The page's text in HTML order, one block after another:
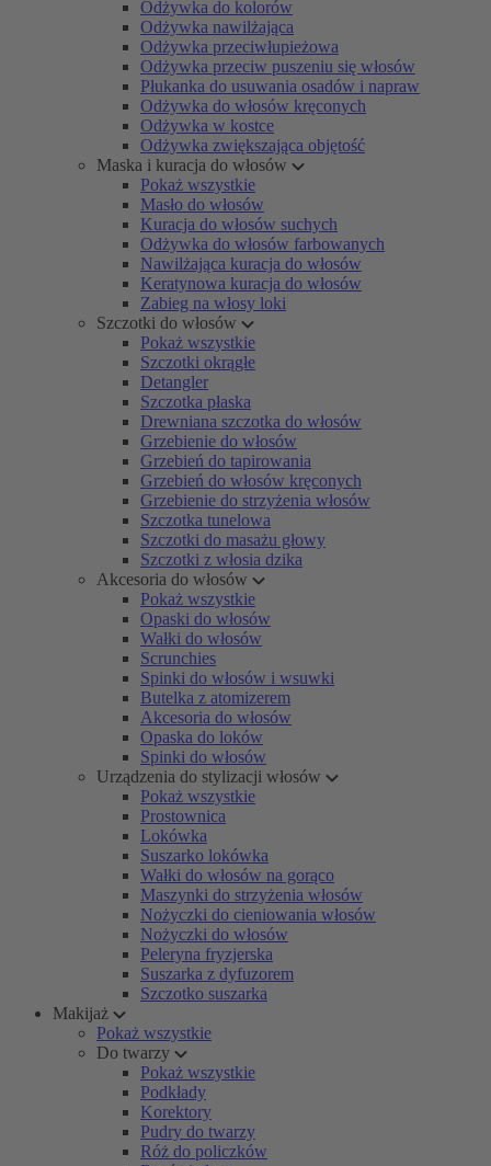
Odżywka do kolorów
Odżywka nawilżająca
Odżywka przeciwłupieżowa
Odżywka przeciw puszeniu się włosów
Płukanka do usuwania osadów i napraw
Odżywka do włosów kręconych
Odżywka w kostce
Odżywka zwiększająca objętość
Maska i kuracja do włosów
Pokaż wszystkie
Masło do włosów
Kuracja do włosów suchych
Odżywka do włosów farbowanych
Nawilżająca kuracja do włosów
Keratynowa kuracja do włosów
Zabieg na włosy loki
Szczotki do włosów
Pokaż wszystkie
Szczotki okrągłe
Detangler
Szczotka płaska
Drewniana szczotka do włosów
Grzebienie do włosów
Grzebień do tapirowania
Grzebień do włosów kręconych
Grzebienie do strzyżenia włosów
Szczotka tunelowa
Szczotki do masażu głowy
Szczotki z włosia dzika
Akcesoria do włosów
Pokaż wszystkie
Opaski do włosów
Wałki do włosów
Scrunchies
Spinki do włosów i wsuwki
Butelka z atomizerem
Akcesoria do włosów
Opaska do loków
Spinki do włosów
Urządzenia do stylizacji włosów
Pokaż wszystkie
Prostownica
Lokówka
Suszarko lokówka
Wałki do włosów na gorąco
Maszynki do strzyżenia włosów
Nożyczki do cieniowania włosów
Nożyczki do włosów
Peleryna fryzjerska
Suszarka z dyfuzorem
Szczotko suszarka
Makijaż
Pokaż wszystkie
Do twarzy
Pokaż wszystkie
Podkłady
Korektory
Pudry do twarzy
Róż do policzków